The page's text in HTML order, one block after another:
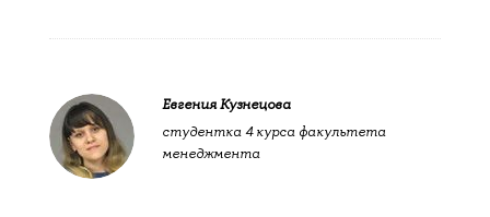
Евгения Кузнецова
студентка 4 курса факультета
менеджмента